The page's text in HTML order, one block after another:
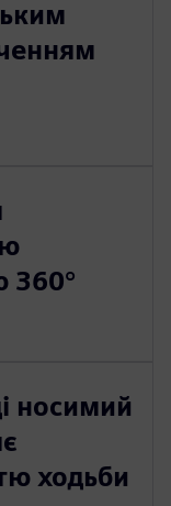
360°
носимий
ходьби